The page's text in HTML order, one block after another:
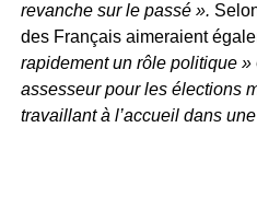
revanche sur le passé ».
des Français aimeraient
rapidement un rôle politique »
assesseur pour les élections
travaillant à l’accueil dans